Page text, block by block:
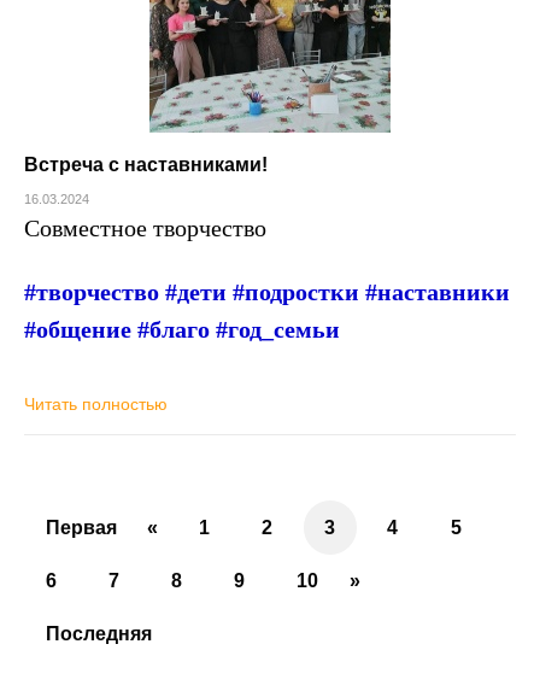
Встреча с наставниками!
16.03.2024
Совместное творчество
#творчество #дети #подростки #наставники
#общение #благо #год_семьи
Читать полностью
Первая « 1 2 3 4 5
6 7 8 9 10 »
Последняя